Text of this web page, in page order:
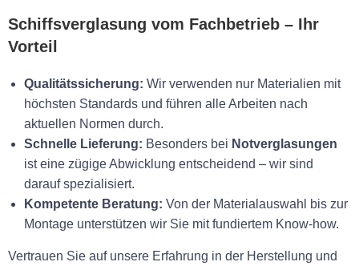
Schiffsverglasung vom Fachbetrieb – Ihr
Vorteil
Qualitätssicherung: Wir verwenden nur Materialien mit
höchsten Standards und führen alle Arbeiten nach
aktuellen Normen durch.
Schnelle Lieferung: Besonders bei Notverglasungen
ist eine zügige Abwicklung entscheidend – wir sind
darauf spezialisiert.
Kompetente Beratung: Von der Materialauswahl bis zur
Montage unterstützen wir Sie mit fundiertem Know-how.
Vertrauen Sie auf unsere Erfahrung in der Herstellung und